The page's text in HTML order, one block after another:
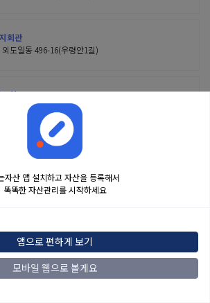
회관
도일동 496-16(우령안1길)
회
도일동 497-15(우령안1길)
자산 앱 설치하고 자산을 등록해서
똑똑한 자산관리를 시작하세요
앱으로 편하게 보기
모바일 웹으로 볼게요
적인 시장 정보 제공을 위한 것이며 투자 권유 또는 자문에
보로 인한 투자 결과에 법적인 책임을 지지 않으며, 투자
자에게 있습니다.
맨위로